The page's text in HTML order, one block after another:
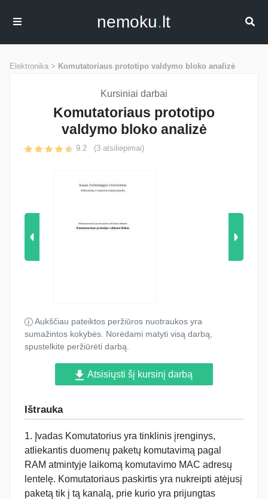
nemoku.lt
Elektronika > Komutatoriaus prototipo valdymo bloko analizė
Kursiniai darbai
Komutatoriaus prototipo
valdymo bloko analizė
9.2 (3 atsiliepimai)
Aukščiau pateiktos peržiūros nuotraukos yra
sumažintos kokybės. Norėdami matyti visą darbą,
spustelkite peržiūrėti darbą.
Atsisiųsti šį kursinį darbą
Ištrauka
1. Įvadas Komutatorius yra tinklinis įrenginys,
atliekantis duomenų paketų komutavimą pagal
RAM atmintyje laikomą komutavimo MAC adresų
lentelę. Komutatoriaus paskirtis yra nukreipti atėjusį
paketą tik į tą kanalą, prie kurio yra prijungtas